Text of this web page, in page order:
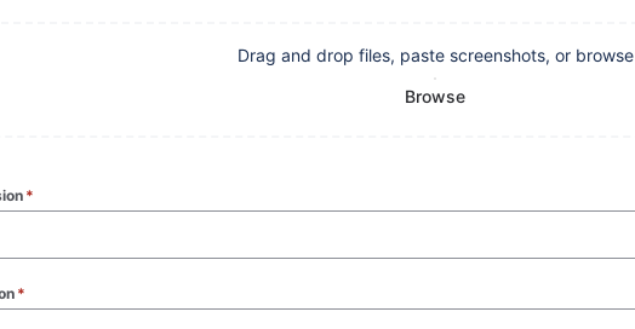
Drag and drop files, paste screenshots, or browse
Browse
*
*